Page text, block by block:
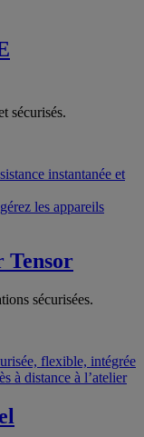
sécurisés.
instantanée et
les appareils
Tensor
sécurisées.
flexible, intégrée
à distance à l’atelier